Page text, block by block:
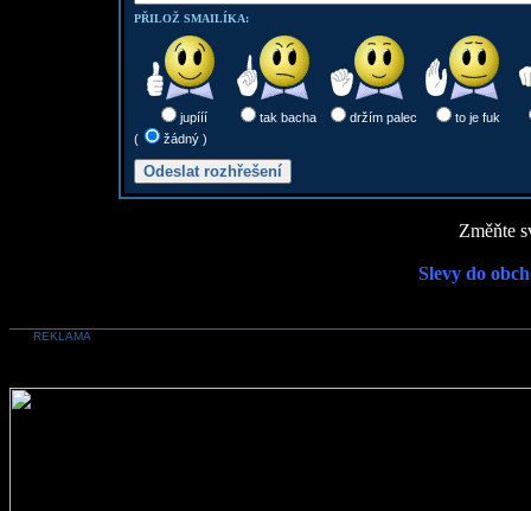
PŘILOŽ SMAILÍKA:
jupííí tak bacha držím palec
to je fuk
(
žádný )
Změňte
Slevy do
REKLAMA